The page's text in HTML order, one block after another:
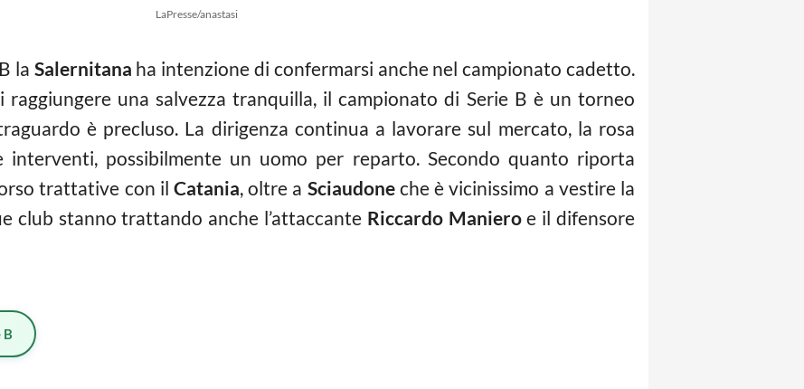
LaPresse/anastasi
la Salernitana ha intenzione di confermarsi anche nel campionato cadetto.
raggiungere una salvezza tranquilla, il campionato di Serie B è un torneo
è precluso. La dirigenza continua a lavorare sul mercato, la rosa
possibilmente un uomo per reparto. Secondo quanto riporta
trattative con il Catania, oltre a Sciaudoneche è vicinissimo a vestire la
club stanno trattando anche l’attaccante Riccardo Manieroe il difensore
B